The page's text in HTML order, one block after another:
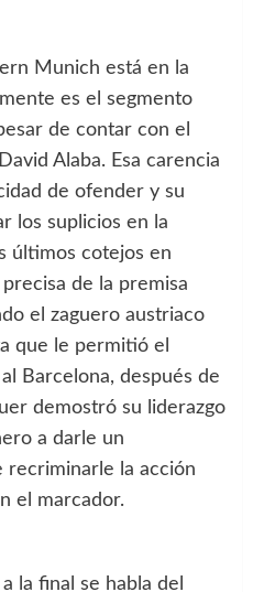
Munich está en la
es el segmento
de contar con el
Alaba. Esa carencia
de ofender y su
los suplicios en la
últimos cotejos en
de la premisa
el zaguero austriaco
que le permitió el
Barcelona, después de
demostró su liderazgo
a darle un
recriminarle la acción
el marcador.
la final se habla del